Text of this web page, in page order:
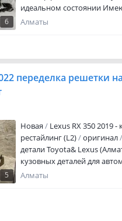
6
идеальном состоянии
запчасти на данную модель
компании, самолет, поезд,
автобус, автомобиль.
Алматы
переделка решетки
5
Новая
Lexus RX 350 2019
рестайлинг (L2)
оригинал
детали Toyota& Lexus
кузовных деталей для
Toyota и Lexus. Мы
Алматы